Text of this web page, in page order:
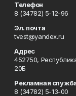
Телефон
8 (34782) 5-12-96
Эл. почта
tvest@yandex.ru
Адрес
452750,
20Б
Рекламная
8 (34782) 5-13-00